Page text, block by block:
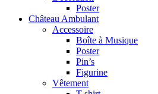
Poster
Château Ambulant
Accessoire
Boîte à Musique
Poster
Pin’s
Figurine
Vêtement